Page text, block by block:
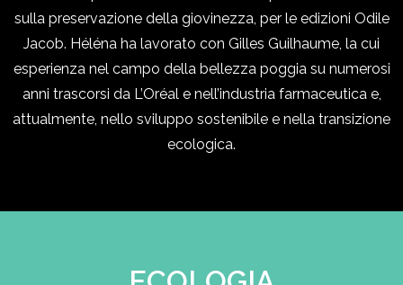
sulla preservazione della giovinezza, per le edizioni Odile
Jacob. Héléna ha lavorato con Gilles Guilhaume, la cui
esperienza nel campo della bellezza poggia su numerosi
anni trascorsi da L’Oréal e nell’industria farmaceutica e,
attualmente, nello sviluppo sostenibile e nella transizione
ecologica.